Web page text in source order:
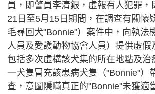
員，即警員李清銀，虛報有人犯罪，
21日至5月15日期間，在調查有關懷
毛尋回犬"Bonnie"）案件中，向執法
人員及愛護動物協會人員）提供虛假
包括多次虛構該犬集的所在地點及治
一犬隻冒充該患病犬隻（"Bonnie"）
查，意圖隱瞞真正的"Bonnie"未獲適